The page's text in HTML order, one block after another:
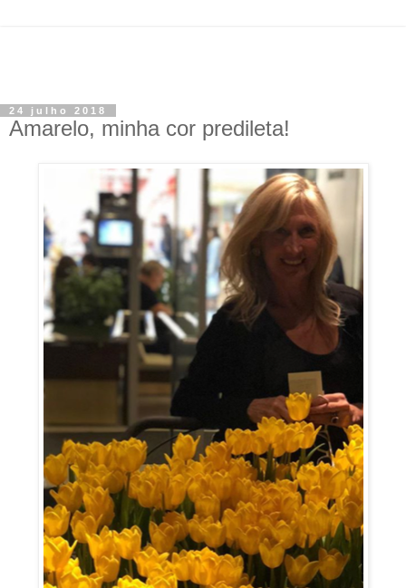
24 julho 2018
Amarelo, minha cor predileta!